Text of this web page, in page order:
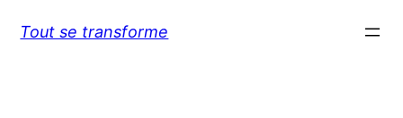
Tout se transforme